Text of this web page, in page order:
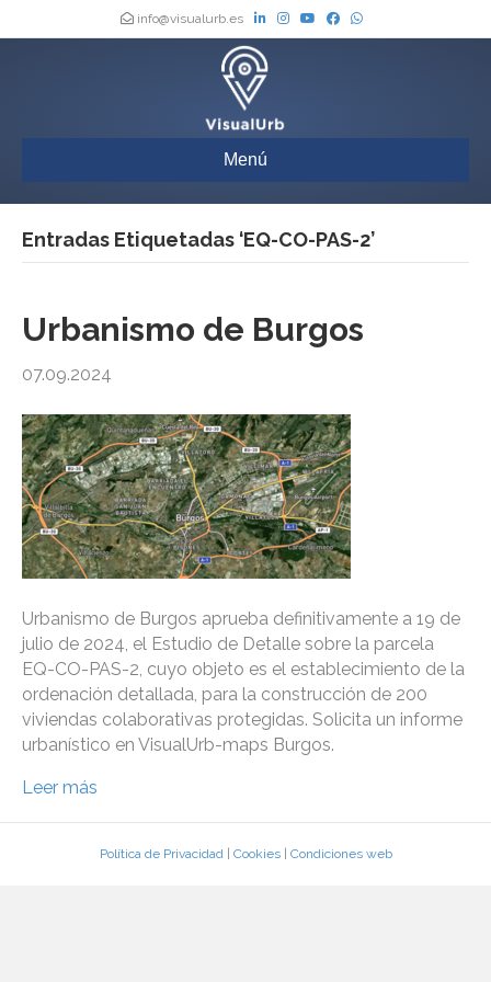
info@visualurb.es
Menú
Entradas Etiquetadas ‘EQ-CO-PAS-2’
Urbanismo de Burgos
07.09.2024
Urbanismo de Burgos aprueba definitivamente a 19 de
julio de 2024, el Estudio de Detalle sobre la parcela
EQ-CO-PAS-2, cuyo objeto es el establecimiento de la
ordenación detallada, para la construcción de 200
viviendas colaborativas protegidas. Solicita un informe
urbanístico en VisualUrb-maps Burgos.
Leer más
Política de Privacidad| Cookies| Condiciones web